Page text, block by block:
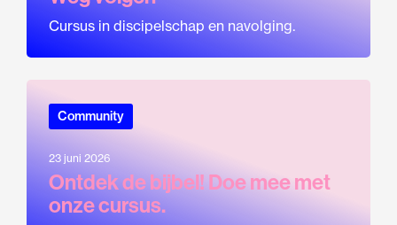
Cursus in discipelschap en navolging.
Community
23 juni 2026
Ontdek de bijbel! Doe mee met
onze cursus.